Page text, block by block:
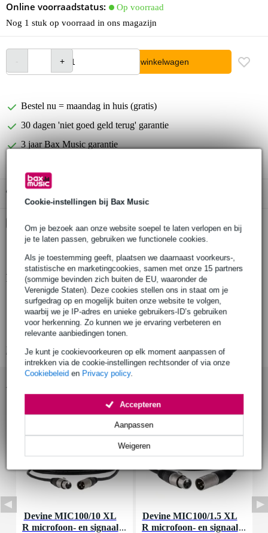
Cookie-instellingen bij Bax Music
Om je bezoek aan onze website soepel te laten verlopen en bij
je te laten passen, gebruiken we functionele cookies.
Als je toestemming geeft, plaatsen we daarnaast voorkeurs-,
statistische en marketingcookies, samen met onze 15 partners
(sommige bevinden zich buiten de EU, waaronder de
Verenigde Staten). Deze cookies stellen ons in staat om je
surfgedrag op en mogelijk buiten onze website te volgen,
waarbij we je IP-adres en unieke gebruikers-ID’s gebruiken
voor herkenning. Zo kunnen we je ervaring verbeteren en
relevante aanbiedingen tonen.
Je kunt je cookievoorkeuren op elk moment aanpassen of
intrekken via de cookie-instellingen rechtsonder of via onze
Cookiebeleid en Privacy policy.
Weigeren
Aanpassen
Accepteren
Online voorraadstatus:
Op voorraad
Nog 1 stuk op voorraad in ons magazijn
In winkelwagen
Bestel nu = maandag in huis (gratis)
30 dagen 'niet goed geld terug' garantie
3 jaar Bax Music garantie
Gratis ophalen in de winkel
voordelen
Productinformatie
LED moving head
DMX-connectoren: 3-pin XLR
pan en tilt: 540/270 graden
Bekijk alle productspecificaties
Devine MIC100/10 XL
R microfoon- en signaal
Devine MIC100/1.5 XL
R microfoon- en signaal